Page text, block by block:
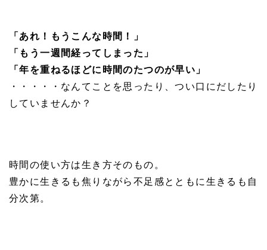
「あれ！もうこんな時間！」
「もう一週間経ってしまった」
「年を重ねるほどに時間のたつのが早い」
・・・・・なんてことを思ったり、つい口にだしたり
していませんか？
時間の使い方は生き方そのもの。
豊かに生きるも焦りながら不足感とともに生きるも自
分次第。